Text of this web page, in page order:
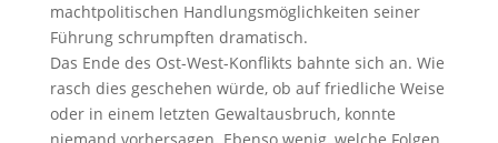
machtpolitischen Handlungsmöglichkeiten seiner
Führung schrumpften dramatisch.
Das Ende des Ost-West-Konflikts bahnte sich an. Wie
rasch dies geschehen würde, ob auf friedliche Weise
oder in einem letzten Gewaltausbruch, konnte